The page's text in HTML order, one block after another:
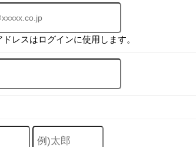
レスはログインに使用します。